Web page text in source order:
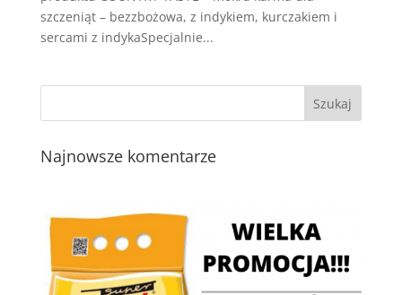
szczeniąt – bezzbożowa, z indykiem, kurczakiem i
sercami z indykaSpecjalnie...
Najnowsze komentarze